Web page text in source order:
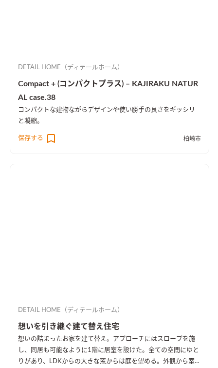
DETAIL HOME（ディテールホーム）
Compact + (コンパクトプラス) – KAJIRAKU NATUR
AL case.38
コンパクトな建物ながらデザインや使い勝手の良さをギッシリ
と凝縮。
保存する 柏崎市
DETAIL HOME（ディテールホーム）
想いを引き継ぐ建て替え住宅
想いの詰まったお家を建て替え。アプローチにはスロープを施
し、同居も可能なように1階に居室を設けた。全ての空間にゆと
りがあり、LDKからの大きな窓からは庭を望める。外観から室内